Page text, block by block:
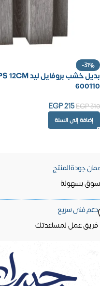
-31%
600110
EGP310
EGP215
إضافة إلى السلة
جودة المنتج
بسهولة
دعم فنى سريع
فريق عمل لمساعدتك